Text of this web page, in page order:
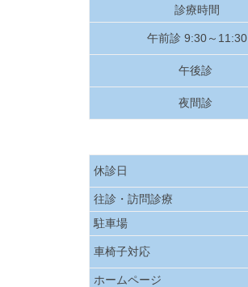
診療時間
午前診 9:30～11:30
午後診
夜間診
休診日
往診・訪問診療
駐車場
車椅子対応
ホームページ